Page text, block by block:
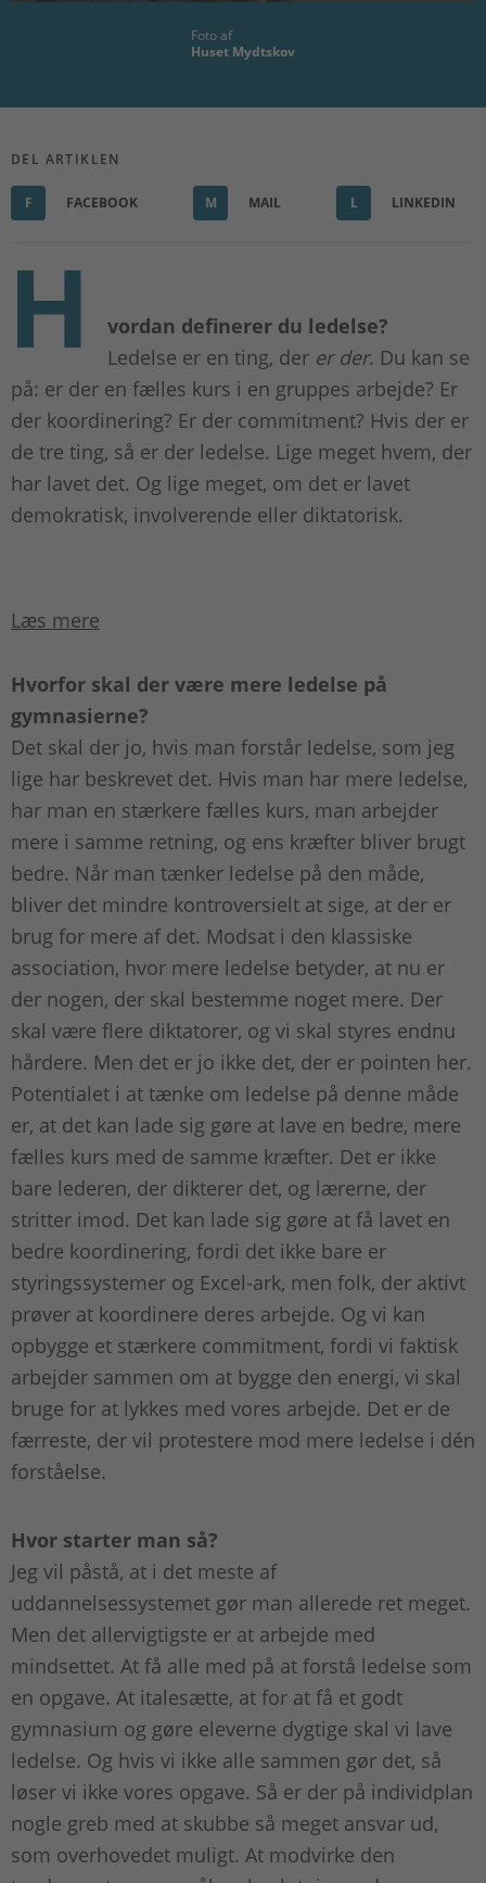
Foto af
Huset Mydtskov
DEL ARTIKLEN
F FACEBOOK M MAIL L LINKEDIN
H
vordan definerer du ledelse?
Ledelse er en ting, der er der. Du kan se
på: er der en fælles kurs i en gruppes arbejde? Er
der koordinering? Er der commitment? Hvis der er
de tre ting, så er der ledelse. Lige meget hvem, der
har lavet det. Og lige meget, om det er lavet
demokratisk, involverende eller diktatorisk.
Læs mere
Hvorfor skal der være mere ledelse på
gymnasierne?
Det skal der jo, hvis man forstår ledelse, som jeg
lige har beskrevet det. Hvis man har mere ledelse,
har man en stærkere fælles kurs, man arbejder
mere i samme retning, og ens kræfter bliver brugt
bedre. Når man tænker ledelse på den måde,
bliver det mindre kontroversielt at sige, at der er
brug for mere af det. Modsat i den klassiske
association, hvor mere ledelse betyder, at nu er
der nogen, der skal bestemme noget mere. Der
skal være flere diktatorer, og vi skal styres endnu
hårdere. Men det er jo ikke det, der er pointen her.
Potentialet i at tænke om ledelse på denne måde
er, at det kan lade sig gøre at lave en bedre, mere
fælles kurs med de samme kræfter. Det er ikke
bare lederen, der dikterer det, og lærerne, der
stritter imod. Det kan lade sig gøre at få lavet en
bedre koordinering, fordi det ikke bare er
styringssystemer og Excel-ark, men folk, der aktivt
prøver at koordinere deres arbejde. Og vi kan
opbygge et stærkere commitment, fordi vi faktisk
arbejder sammen om at bygge den energi, vi skal
bruge for at lykkes med vores arbejde. Det er de
færreste, der vil protestere mod mere ledelse i dén
forståelse.
Hvor starter man så?
Jeg vil påstå, at i det meste af
uddannelsessystemet gør man allerede ret meget.
Men det allervigtigste er at arbejde med
mindsettet. At få alle med på at forstå ledelse som
en opgave. At italesætte, at for at få et godt
gymnasium og gøre eleverne dygtige skal vi lave
ledelse. Og hvis vi ikke alle sammen gør det, så
løser vi ikke vores opgave. Så er der på individplan
nogle greb med at skubbe så meget ansvar ud,
som overhovedet muligt. At modvirke den